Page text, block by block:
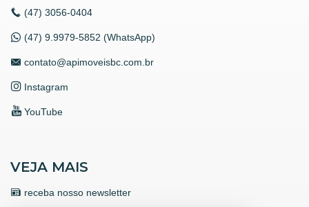
Box de Praia
Hall Decorado e Mobiliado
Infra para Veículos Elétricos
Estar Social
Acessibilidade para PNE
Hidromassagem
Endereço:
Avenida Atlântica
(47) 3056-0404
(47) 9.9979-5852 (WhatsApp)
contato@apimoveisbc.com.br
Instagram
YouTube
VEJA MAIS
receba nosso newsletter